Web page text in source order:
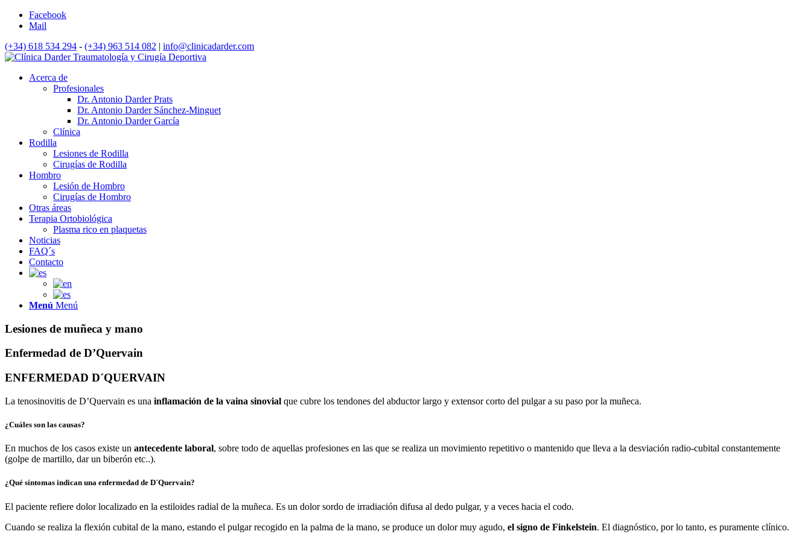
Facebook
Mail
(+34) 618 534 294 - (+34) 963 514 082 | info@clinicadarder.com
Acerca de
Profesionales
Dr. Antonio Darder Prats
Dr. Antonio Darder Sánchez-Minguet
Dr. Antonio Darder García
Clínica
Rodilla
Lesiones de Rodilla
Cirugías de Rodilla
Hombro
Lesión de Hombro
Cirugías de Hombro
Otras áreas
Terapia Ortobiológica
Plasma rico en plaquetas
Noticias
FAQ´s
Contacto
Menú Menú
Lesiones de muñeca y mano
Enfermedad de D’Quervain
ENFERMEDAD D´QUERVAIN
La tenosinovitis de D’Quervain es una inflamación de la vaina sinovial que cubre los tendones del abductor largo y extensor corto del pulgar a su paso por la muñeca.
¿Cuáles son las causas?
En muchos de los casos existe un antecedente laboral, sobre todo de aquellas profesiones en las que se realiza un movimiento repetitivo o mantenido que lleva a la desviación radio-cubital constantemente
(golpe de martillo, dar un biberón etc..).
¿Qué síntomas indican una enfermedad de D´Quervain?
El paciente refiere dolor localizado en la estiloides radial de la muñeca. Es un dolor sordo de irradiación difusa al dedo pulgar, y a veces hacia el codo.
Cuando se realiza la flexión cubital de la mano, estando el pulgar recogido en la palma de la mano, se produce un dolor muy agudo, el signo de Finkelstein. El diagnóstico, por lo tanto, es puramente clínico.